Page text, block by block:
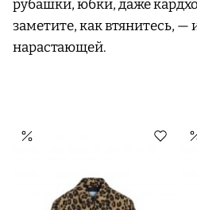
рубашки, юбки, даже
заметите, как втянитесь, —
нарастающей.